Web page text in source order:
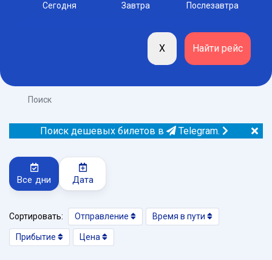
Сегодня Завтра Послезавтра
Поиск
Поиск дешевых билетов в Telegram.
Все дни Дата
Сортировать: Отправление Время в пути
Прибытие Цена